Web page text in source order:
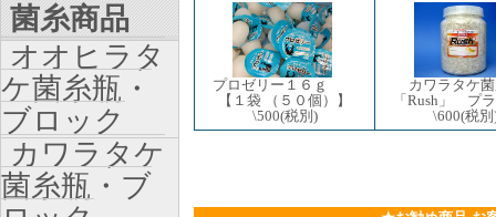
プロゼリー１６ｇ
【１袋 （５０個）】
\500(税別)
カワラタケ
「Rush」 プ
\600(税別
菌糸商品
オオヒラタ
ケ菌糸瓶・
ブロック
カワラタケ
菌糸瓶・ブ